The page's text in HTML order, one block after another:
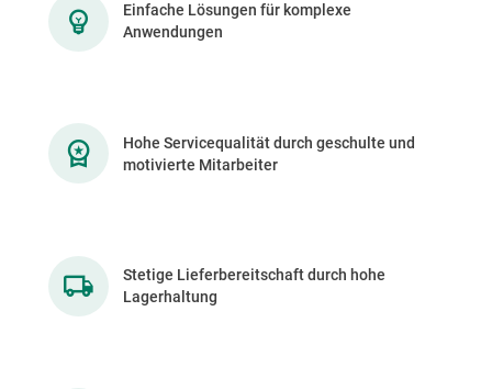
Einfache Lösungen für komplexe
Anwendungen
Hohe Servicequalität durch geschulte und
motivierte Mitarbeiter
Stetige Lieferbereitschaft durch hohe
Lagerhaltung